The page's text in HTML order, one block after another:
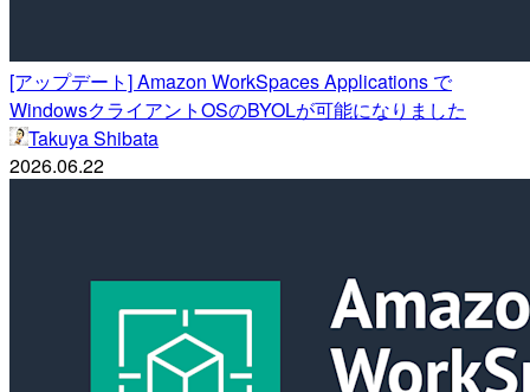
[アップデート] Amazon WorkSpaces Applications で
WindowsクライアントOSのBYOLが可能になりました
Takuya Shibata
2026.06.22